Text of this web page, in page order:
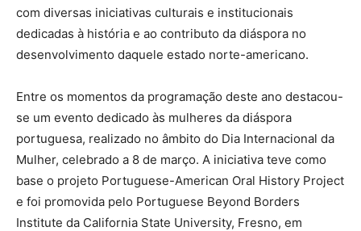
com diversas iniciativas culturais e institucionais
dedicadas à história e ao contributo da diáspora no
desenvolvimento daquele estado norte-americano.
Entre os momentos da programação deste ano destacou-
se um evento dedicado às mulheres da diáspora
portuguesa, realizado no âmbito do Dia Internacional da
Mulher, celebrado a 8 de março. A iniciativa teve como
base o projeto Portuguese-American Oral History Project
e foi promovida pelo Portuguese Beyond Borders
Institute da California State University, Fresno, em